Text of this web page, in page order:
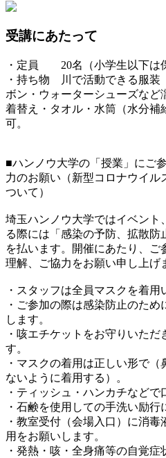
受講にあたって
・定員 20名（小学生以下は
・持ち物 川で活動できる服装
ボン・ウォーターシューズなど
着替え・タオル・水筒（水分
可。
■ハンノウ大学の「授業」にご
力のお願い（新型コロナウイル
ついて）
埼玉ハンノウ大学ではイベント
る際には「感染の予防、拡散
を払います。開催にあたり、
理解、ご協力をお願い申し上げ
・スタッフは全員マスクを着用
・ご参加の際は感染防止のた
します。
・咳エチケットをお守りいた
す。
・マスクの着用は正しい形で
ないように着用する）。
・ティッシュ・ハンカチなどで
・石鹸を使用しての手洗い励行
・教室受付（会場入口）に消
用をお願いします。
・発熱・咳・全身痛等の自覚